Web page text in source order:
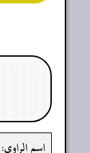
اسم الراوي: